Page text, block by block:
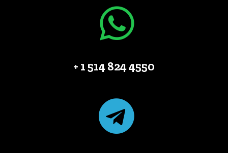
4550 824 514 1 +